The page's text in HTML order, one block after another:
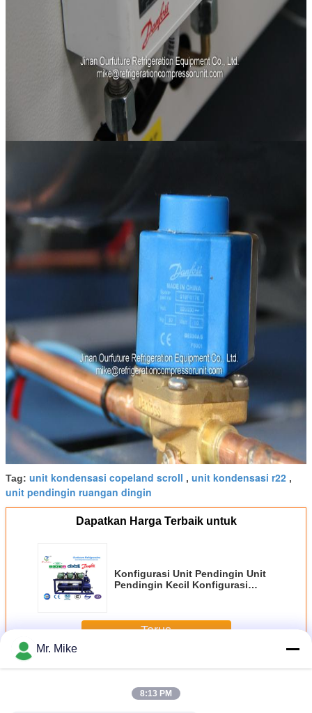
Tag: unit kondensasi copeland scroll , unit kondensasi r22 ,
unit pendingin ruangan dingin
Dapatkan Harga Terbaik untuk
Konfigurasi Unit Pendingin Unit
Pendingin Kecil Konfigurasi
Terus
LebihRack sekrup pendingin
Mr. Mike
8:13 PM